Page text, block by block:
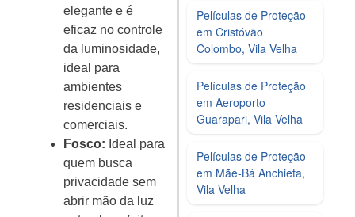
elegante e é
eficaz no controle
da luminosidade,
ideal para
ambientes
residenciais e
comerciais.
Fosco: Ideal para
quem busca
privacidade sem
abrir mão da luz
Películas de Proteção
em Cristóvão
Colombo, Vila Velha
Películas de Proteção
em Aeroporto
Guarapari, Vila Velha
Películas de Proteção
em Mãe-Bá Anchieta,
Vila Velha